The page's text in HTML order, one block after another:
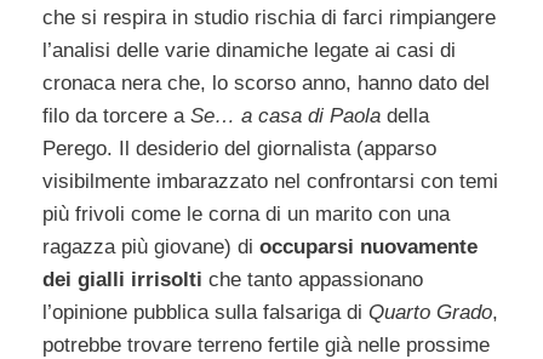
che si respira in studio rischia di farci rimpiangere
l’analisi delle varie dinamiche legate ai casi di
cronaca nera che, lo scorso anno, hanno dato del
filo da torcere a Se… a casa di Paola della
Perego. Il desiderio del giornalista (apparso
visibilmente imbarazzato nel confrontarsi con temi
più frivoli come le corna di un marito con una
ragazza più giovane) di occuparsi nuovamente
dei gialli irrisolti che tanto appassionano
l’opinione pubblica sulla falsariga di Quarto Grado,
potrebbe trovare terreno fertile già nelle prossime